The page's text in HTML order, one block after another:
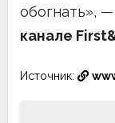
обогнать»,
канале
Источник: